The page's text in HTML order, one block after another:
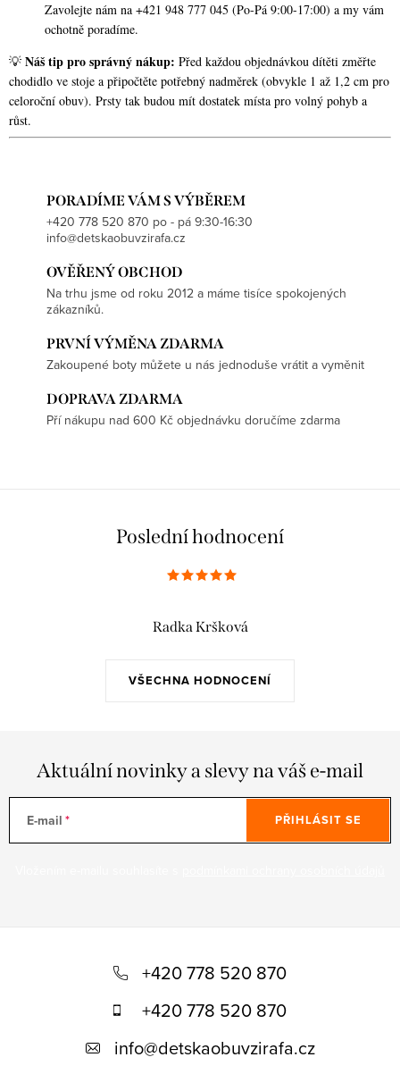
Zavolejte nám na +421 948 777 045 (Po-Pá 9:00-17:00) a my vám
ochotně poradíme.
💡 Náš tip pro správný nákup: Před každou objednávkou dítěti změřte
chodidlo ve stoje a připočtěte potřebný nadměrek (obvykle 1 až 1,2 cm pro
celoroční obuv). Prsty tak budou mít dostatek místa pro volný pohyb a
růst.
PORADÍME VÁM S VÝBĚREM
+420 778 520 870 po - pá 9:30-16:30
info@detskaobuvzirafa.cz
OVĚŘENÝ OBCHOD
Na trhu jsme od roku 2012 a máme tisíce spokojených
zákazníků.
PRVNÍ VÝMĚNA ZDARMA
Zakoupené boty můžete u nás jednoduše vrátit a vyměnit
DOPRAVA ZDARMA
Pří nákupu nad 600 Kč objednávku doručíme zdarma
Poslední hodnocení
VŠECHNA HODNOCENÍ
Radka Kršková
Aktuální novinky a slevy na váš e-mail
E-mail PŘIHLÁSIT SE
+420 778 520 870
+420 778 520 870
info@detskaobuvzirafa.cz